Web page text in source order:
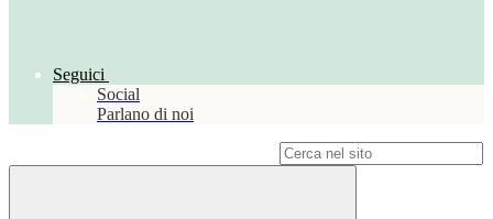
Seguici
Social
Parlano di noi